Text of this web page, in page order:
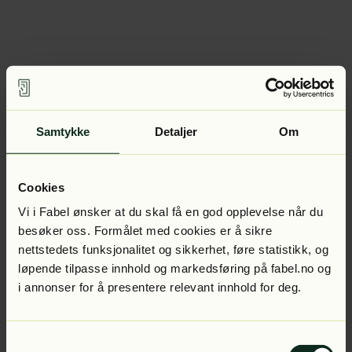
Samtykke Detaljer Om
Cookies
Vi i Fabel ønsker at du skal få en god opplevelse når du
besøker oss. Formålet med cookies er å sikre
nettstedets funksjonalitet og sikkerhet, føre statistikk, og
løpende tilpasse innhold og markedsføring på fabel.no og
i annonser for å presentere relevant innhold for deg.